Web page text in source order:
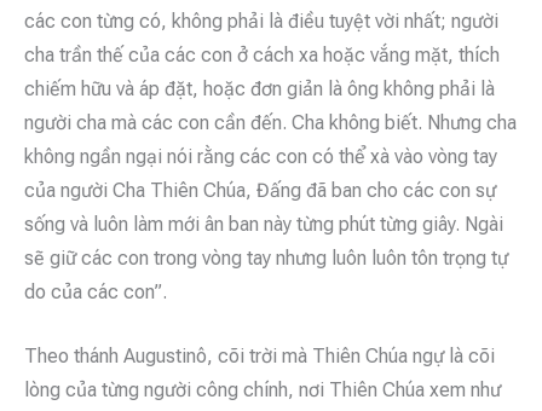
các con từng có, không phải là điều tuyệt vời nhất; người
cha trần thế của các con ở cách xa hoặc vắng mặt, thích
chiếm hữu và áp đặt, hoặc đơn giản là ông không phải là
người cha mà các con cần đến. Cha không biết. Nhưng cha
không ngần ngại nói rằng các con có thể xà vào vòng tay
của người Cha Thiên Chúa, Đấng đã ban cho các con sự
sống và luôn làm mới ân ban này từng phút từng giây. Ngài
sẽ giữ các con trong vòng tay nhưng luôn luôn tôn trọng tự
do của các con”.
Theo thánh Augustinô, cõi trời mà Thiên Chúa ngự là cõi
lòng của từng người công chính, nơi Thiên Chúa xem như